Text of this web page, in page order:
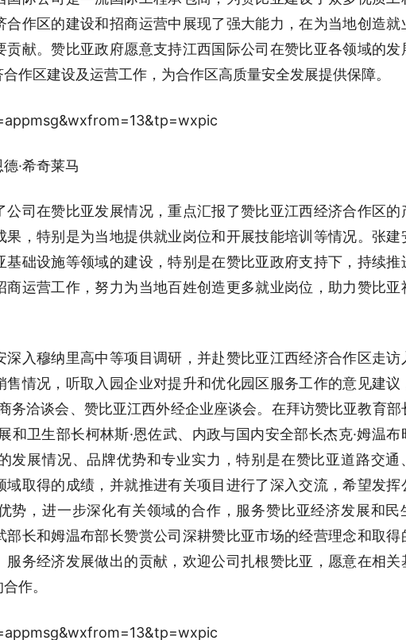
合作区的建设和招商运营中展现了强大能力，在为当地创造就
贡献。赞比亚政府愿意支持江西国际公司在赞比亚各领域的发
作区建设及运营工作，为合作区高质量安全发展提供保障。
·希奇莱马
司在赞比亚发展情况，重点汇报了赞比亚江西经济合作区的
，特别是为当地提供就业岗位和开展技能培训等情况。张建
基础设施等领域的建设，特别是在赞比亚政府支持下，持续推
商运营工作，努力为当地百姓创造更多就业岗位，助力赞比亚
深入穆纳里高中等项目调研，并赴赞比亚江西经济合作区走访
情况，听取入园企业对提升和优化园区服务工作的意见建议
务洽谈会、赞比亚江西外经企业座谈会。在拜访赞比亚教育部
和卫生部长柯林斯·恩佐武、内政与国内安全部长杰克·姆温布
发展情况、品牌优势和专业实力，特别是在赞比亚道路交通
取得的成绩，并就推进有关项目进行了深入交流，希望发挥
势，进一步深化有关领域的合作，服务赞比亚经济发展和民
部长和姆温布部长赞赏公司深耕赞比亚市场的经营理念和取得
务经济发展做出的贡献，欢迎公司扎根赞比亚，愿意在相关
作。